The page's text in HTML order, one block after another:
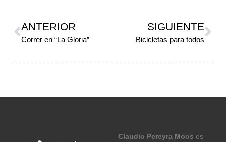
ANTERIOR
Correr en “La Gloria”
SIGUIENTE
Bicicletas para todos
Claudio Pereyra Moos es